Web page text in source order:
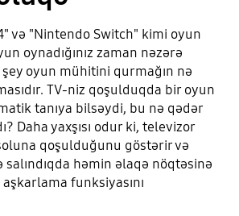
və "Nintendo Switch" kimi oyun
oynadığınız zaman nəzərə
şey oyun mühitini qurmağın nə
TV-niz qoşulduqda bir oyun
tanıya bilsəydi, bu nə qədər
Daha yaxşısı odur ki, televizor
qoşulduğunu göstərir və
həmin əlaqə nöqtəsinə
funksiyasını